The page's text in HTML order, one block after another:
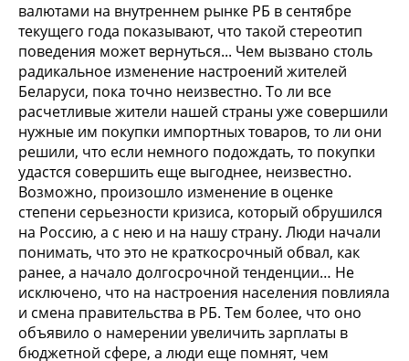
валютами на внутреннем рынке РБ в сентябре
текущего года показывают, что такой стереотип
поведения может вернуться... Чем вызвано столь
радикальное изменение настроений жителей
Беларуси, пока точно неизвестно. То ли все
расчетливые жители нашей страны уже совершили
нужные им покупки импортных товаров, то ли они
решили, что если немного подождать, то покупки
удастся совершить еще выгоднее, неизвестно.
Возможно, произошло изменение в оценке
степени серьезности кризиса, который обрушился
на Россию, а с нею и на нашу страну. Люди начали
понимать, что это не краткосрочный обвал, как
ранее, а начало долгосрочной тенденции… Не
исключено, что на настроения населения повлияла
и смена правительства в РБ. Тем более, что оно
объявило о намерении увеличить зарплаты в
бюджетной сфере, а люди еще помнят, чем